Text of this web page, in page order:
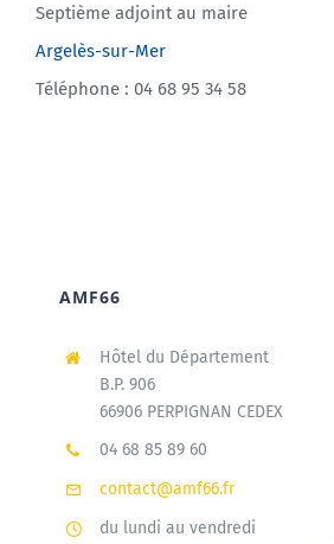
Septième adjoint au maire
Argelès-sur-Mer
Téléphone : 04 68 95 34 58
AMF66
Hôtel du Département
B.P. 906
66906 PERPIGNAN CEDEX
04 68 85 89 60
contact@amf66.fr
du lundi au vendredi